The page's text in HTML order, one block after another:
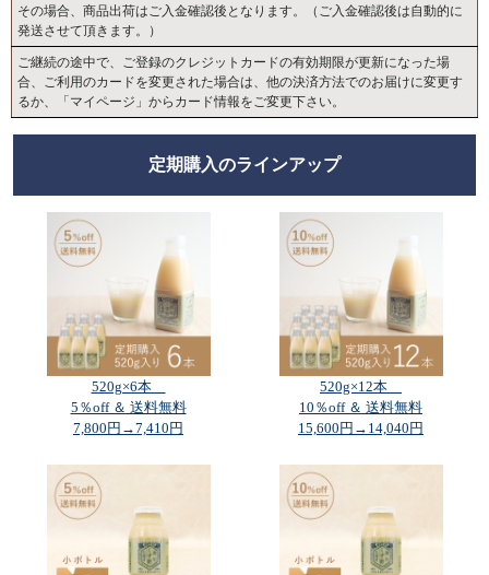
その場合、商品出荷はご入金確認後となります。（ご入金確認後は自動的に
発送させて頂きます。）
ご継続の途中で、ご登録のクレジットカードの有効期限が更新になった場
合、ご利用のカードを変更された場合は、他の決済方法でのお届けに変更す
るか、「マイページ」からカード情報をご変更下さい。
定期購入のラインアップ
520g×6本
5％off ＆ 送料無料
7,800円→7,410円
520g×12本
10％off ＆ 送料無料
15,600円→14,040円